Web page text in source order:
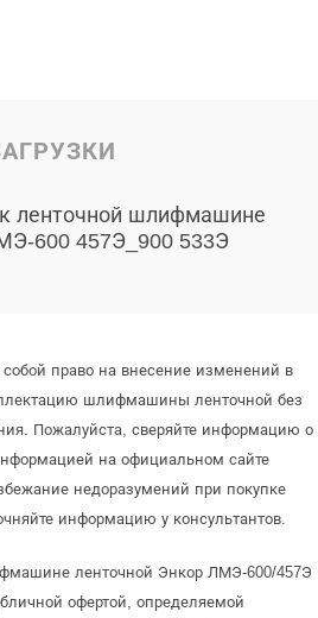
ленточной шлифмашине
600 457Э_900 533Э
собой право на внесение изменений в
шлифмашины ленточной без
Пожалуйста, сверяйте информацию о
на официальном сайте
недоразумений при покупке
информацию у консультантов.
ленточной Энкор ЛМЭ-600/457Э
офертой, определяемой